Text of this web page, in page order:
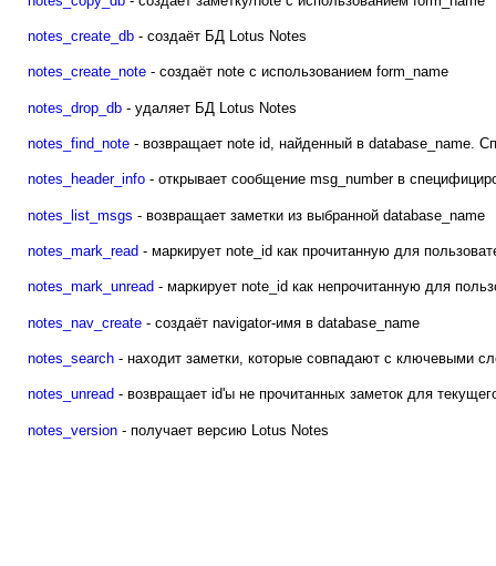
notes_create_db - создаёт БД Lotus Notes
notes_create_note - создаёт note с использованием form_name
notes_drop_db - удаляет БД Lotus Notes
notes_find_note - возвращает note id, найденный в database_name.
notes_header_info - открывает сообщение msg_number в
notes_list_msgs - возвращает заметки из выбранной database_name
notes_mark_read - маркирует note_id как прочитанную для
notes_mark_unread - маркирует note_id как непрочитанную для
notes_nav_create - создаёт navigator-имя в database_name
notes_search - находит заметки, которые совпадают с ключевыми
notes_unread - возвращает id'ы не прочитанных заметок для
notes_version - получает версию Lotus Notes